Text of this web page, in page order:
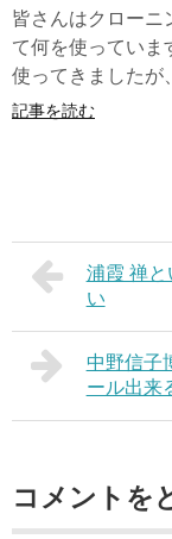
皆さんはクローニ
て何を使っていま
使ってきましたが
記事を読む
浦霞 禅
い
中野信子
ール出来
コメントを